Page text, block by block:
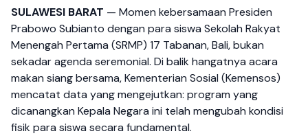
SULAWESI BARAT — Momen kebersamaan Presiden
Prabowo Subianto dengan para siswa Sekolah Rakyat
Menengah Pertama (SRMP) 17 Tabanan, Bali, bukan
sekadar agenda seremonial. Di balik hangatnya acara
makan siang bersama, Kementerian Sosial (Kemensos)
mencatat data yang mengejutkan: program yang
dicanangkan Kepala Negara ini telah mengubah kondisi
fisik para siswa secara fundamental.